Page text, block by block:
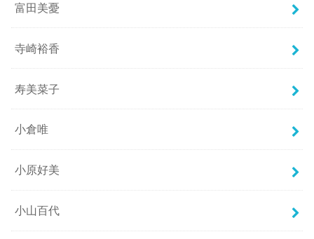
富田美憂
寺崎裕香
寿美菜子
小倉唯
小原好美
小山百代